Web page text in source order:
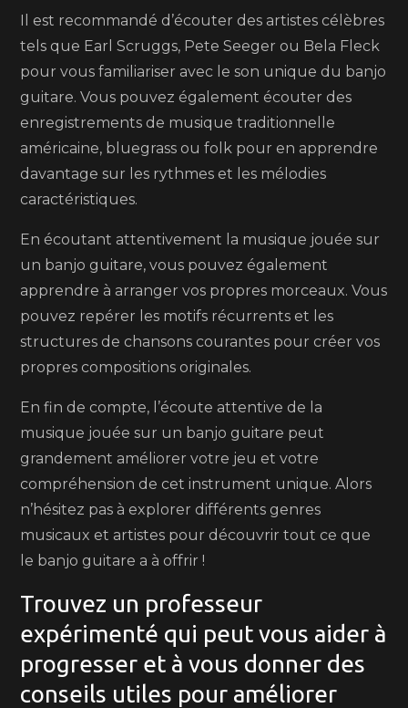
Il est recommandé d’écouter des artistes célèbres
tels que Earl Scruggs, Pete Seeger ou Bela Fleck
pour vous familiariser avec le son unique du banjo
guitare. Vous pouvez également écouter des
enregistrements de musique traditionnelle
américaine, bluegrass ou folk pour en apprendre
davantage sur les rythmes et les mélodies
caractéristiques.
En écoutant attentivement la musique jouée sur
un banjo guitare, vous pouvez également
apprendre à arranger vos propres morceaux. Vous
pouvez repérer les motifs récurrents et les
structures de chansons courantes pour créer vos
propres compositions originales.
En fin de compte, l’écoute attentive de la
musique jouée sur un banjo guitare peut
grandement améliorer votre jeu et votre
compréhension de cet instrument unique. Alors
n’hésitez pas à explorer différents genres
musicaux et artistes pour découvrir tout ce que
le banjo guitare a à offrir !
Trouvez un professeur
expérimenté qui peut vous aider à
progresser et à vous donner des
conseils utiles pour améliorer